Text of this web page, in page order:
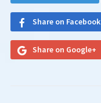
Share on Facebook
Share on Google+